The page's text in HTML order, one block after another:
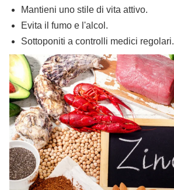
Mantieni uno stile di vita attivo.
Evita il fumo e l'alcol.
Sottoponiti a controlli medici regolari.